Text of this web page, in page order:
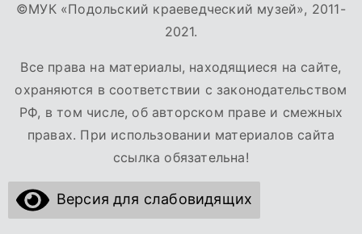
©МУК «Подольский краеведческий музей», 2011-
2021.
Все права на материалы, находящиеся на сайте,
охраняются в соответствии с законодательством
РФ, в том числе, об авторском праве и смежных
правах. При использовании материалов сайта
ссылка обязательна!
Версия для слабовидящих